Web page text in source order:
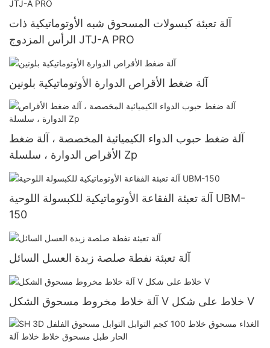
آلة تعبئة كبسولات المسحوق شبه الأوتوماتيكية ذات
الرأس المزدوج JTJ-A PRO
آلة ضغط الأقراص الدوارة الأوتوماتيكية بلونين
آلة ضغط حبوب الدواء الكيميائية المخصصة ، آلة ضغط
الأقراص الدوارة ، سلسلة Zp
آلة تعبئة الفقاعة الأوتوماتيكية للكبسولة اللوحية UBM-
150
آلة تعبئة نفطة صلصة زبدة العسل السائل
آلة خلاط مخروط مسحوق الشكل V خلاط على شكل V